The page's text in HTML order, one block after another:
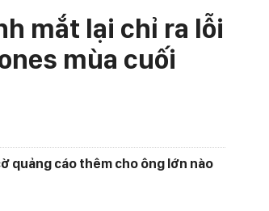
mắt lại chỉ ra lỗi
mùa cuối
quảng cáo thêm cho ông lớn nào